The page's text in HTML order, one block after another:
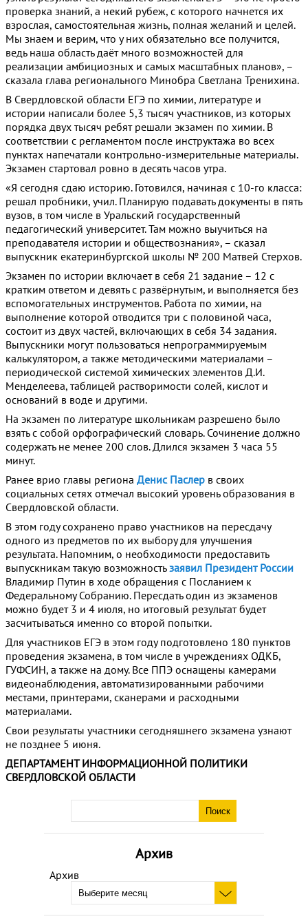
Архив
Архив
проверка знаний, а некий рубеж, с которого начнется их
взрослая, самостоятельная жизнь, полная желаний и целей.
Мы знаем и верим, что у них обязательно все получится,
ведь наша область даёт много возможностей для
реализации амбициозных и самых масштабных планов», –
сказала глава регионального Минобра Светлана Тренихина.
В Свердловской области ЕГЭ по химии, литературе и
истории написали более 5,3 тысяч участников, из которых
порядка двух тысяч ребят решали экзамен по химии. В
соответствии с регламентом после инструктажа во всех
пунктах напечатали контрольно-измерительные материалы.
Экзамен стартовал ровно в десять часов утра.
«Я сегодня сдаю историю. Готовился, начиная с 10-го класса:
решал пробники, учил. Планирую подавать документы в пять
вузов, в том числе в Уральский государственный
педагогический университет. Там можно выучиться на
преподавателя истории и обществознания», – сказал
выпускник екатеринбургской школы № 200 Матвей Стерхов.
Экзамен по истории включает в себя 21 задание – 12 с
кратким ответом и девять с развёрнутым, и выполняется без
вспомогательных инструментов. Работа по химии, на
выполнение которой отводится три с половиной часа,
состоит из двух частей, включающих в себя 34 задания.
Выпускники могут пользоваться непрограммируемым
калькулятором, а также методическими материалами –
периодической системой химических элементов Д.И.
Менделеева, таблицей растворимости солей, кислот и
оснований в воде и другими.
На экзамен по литературе школьникам разрешено было
взять с собой орфографический словарь. Сочинение должно
содержать не менее 200 слов. Длился экзамен 3 часа 55
минут.
Ранее врио главы региона Денис Паслер в своих
социальных сетях отмечал высокий уровень образования в
Свердловской области.
В этом году сохранено право участников на пересдачу
одного из предметов по их выбору для улучшения
результата. Напомним, о необходимости предоставить
выпускникам такую возможностьзаявил Президент России
Владимир Путин в ходе обращения с Посланием к
Федеральному Собранию. Пересдать один из экзаменов
можно будет 3 и 4 июля, но итоговый результат будет
засчитываться именно со второй попытки.
Для участников ЕГЭ в этом году подготовлено 180 пунктов
проведения экзамена, в том числе в учреждениях ОДКБ,
ГУФСИН, а также на дому. Все ППЭ оснащены камерами
видеонаблюдения, автоматизированными рабочими
местами, принтерами, сканерами и расходными
материалами.
Свои результаты участники сегодняшнего экзамена узнают
не позднее 5 июня.
ДЕПАРТАМЕНТ ИНФОРМАЦИОННОЙ ПОЛИТИКИ
СВЕРДЛОВСКОЙ ОБЛАСТИ